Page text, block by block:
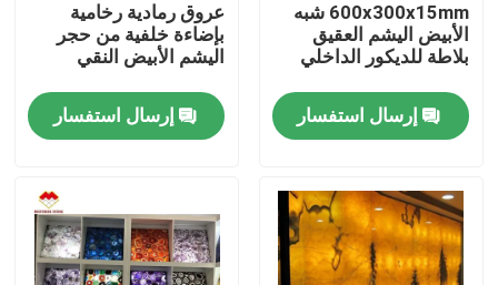
المنتجات
600x300x15mm شبه
الأبيض اليشم العقيق
بلاطة للديكور الداخلي
إرسال استفسار
عروق رمادية رخامية
بإضاءة خلفية من حجر
اليشم الأبيض النقي
إرسال استفسار